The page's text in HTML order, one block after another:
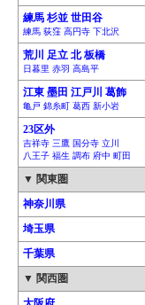
練馬 杉並 世田谷
練馬 荻窪 高円寺 下北沢
荒川 足立 北 板橋
日暮里 赤羽 高島平
江東 墨田 江戸川 葛飾
亀戸 錦糸町 葛西 新小岩
23区外
吉祥寺 三鷹 国分寺 立川
八王子 福生 調布 府中 町田
▼ 関東圏
神奈川県
埼玉県
千葉県
▼ 関西圏